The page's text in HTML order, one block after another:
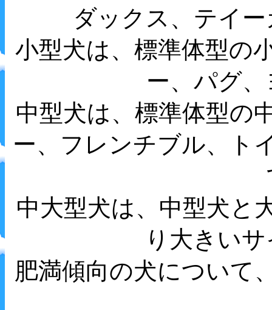
ダックス、テイ
小型犬は、標準体型の
ー、パグ
中型犬は、標準体型の
ー、フレンチブル、ト
中大型犬は、中型犬と
り大きい
肥満傾向の犬について